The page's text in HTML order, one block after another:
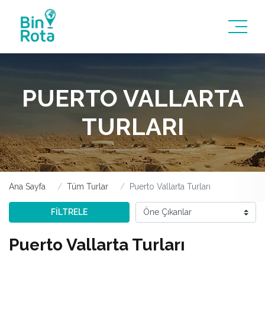
PUERTO VALLARTA
TURLARI
Ana Sayfa Tüm Turlar Puerto Vallarta Turları
FİLTRELE
Puerto Vallarta Turları